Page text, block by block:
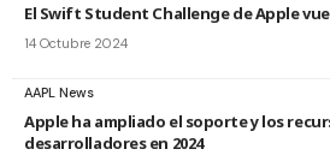
El Swift Student Challenge de Apple
14 Octubre 2024
AAPL News
Apple ha ampliado el soporte y los
desarrolladores en 2024